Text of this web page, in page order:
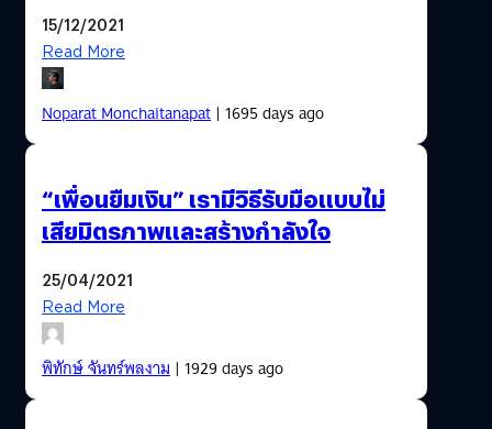
15/12/2021
Read More
Noparat Monchaitanapat| 1695 days ago
“เพื่อนยืมเงิน” เรามีวิธีรับมือแบบไม่
เสียมิตรภาพและสร้างกำลังใจ
25/04/2021
Read More
พิทักษ์ จันทร์พลงาม| 1929 days ago